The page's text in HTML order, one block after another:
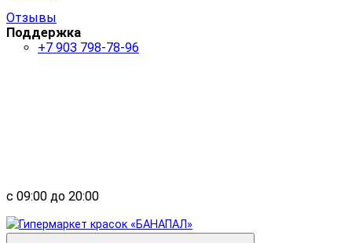
Отзывы
Поддержка
+7 903 798-78-96
с 09:00 до 20:00